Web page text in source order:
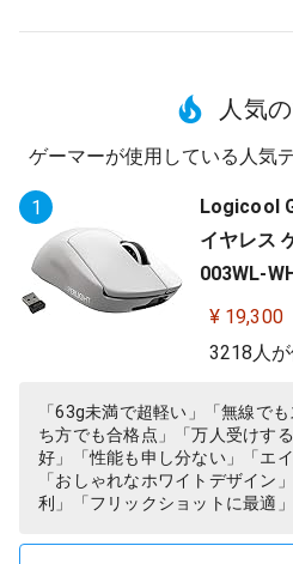
人気
ゲーマーが使用している人気
1
Logicool
イヤレス
003WL-
EED
Y 無線 充
¥ 19,300
3218人
「63g未満で超軽い」「無線で
ち方でも合格点」「万人受けす
好」「性能も申し分ない」「エ
「おしゃれなホワイトデザイン
利」「フリックショットに最適」